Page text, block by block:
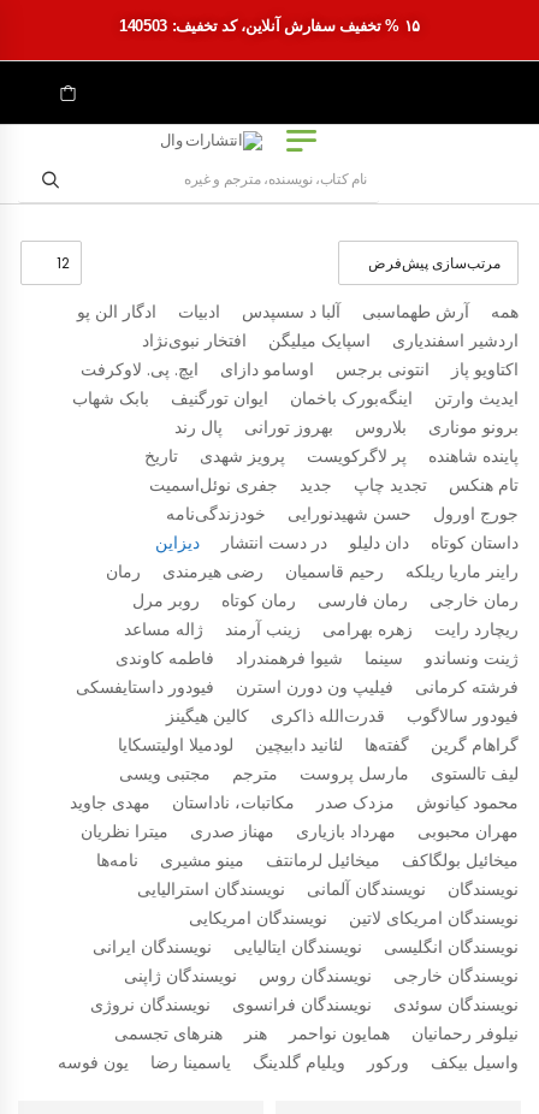
۱۵ % تخفیف سفارش آنلاین، کد تخفیف: 140503
همه آرش طهماسبی آلبا د سسپدس ادبیات
ادگار الن پو
اردشیر اسفندیاری
اسپایک میلیگن
افتخار نبوی‌نژاد
اکتاویو پاز
انتونی برجس اوسامو دازای
ایچ. پی. لاوکرفت
ایدیث وارتن
اینگه‌بورک باخمان ایوان تورگنیف
بابک شهاب
برونو موناری
بلاروس بهروز تورانی
پال رند
پاینده شاهنده
پر لاگرکویست پرویز شهدی
تاریخ
تام هنکس
تجدید چاپ جدید
جفری نوئل‌اسمیت
جورج اورول
حسن شهیدنورایی
خودزندگی‌نامه
داستان کوتاه
دان دلیلو در دست انتشار
دیزاین
راینر ماریا ریلکه
رحیم قاسمیان رضی هیرمندی
رمان
رمان خارجی
رمان فارسی رمان کوتاه
روبر مرل
ریچارد رایت
زهره بهرامی زینب آرمند
ژاله مساعد
ژینت ونساندو
سینما شیوا فرهمندراد
فاطمه کاوندی
فرشته کرمانی
فیلیپ ون دورن استرن
فیودور داستایفسکی
فیودور سالاگوب
قدرت‌الله ذاکری
کالین هیگینز
گراهام گرین
گفته‌ها لئانید دابیچین
لودمیلا اولیتسکایا
لیف تالستوی
مارسل پروست مترجم
مجتبی ویسی
محمود کیانوش
مزدک صدر مکاتبات، ناداستان
مهدی جاوید
مهران محبوبی
مهرداد بازیاری مهناز صدری
میترا نظریان
میخائیل بولگاکف
میخائیل لرمانتف مینو مشیری
نامه‌ها
نویسندگان
نویسندگان آلمانی
نویسندگان استرالیایی
نویسندگان امریکای لاتین
نویسندگان امریکایی
نویسندگان انگلیسی
نویسندگان ایتالیایی
نویسندگان ایرانی
نویسندگان خارجی
نویسندگان روس
نویسندگان ژاپنی
نویسندگان سوئدی
نویسندگان فرانسوی
نویسندگان نروژی
نیلوفر رحمانیان
همایون نواحمر هنر
هنرهای تجسمی
واسیل بیکف
ورکور ویلیام گلدینگ یاسمینا رضا یون فوسه